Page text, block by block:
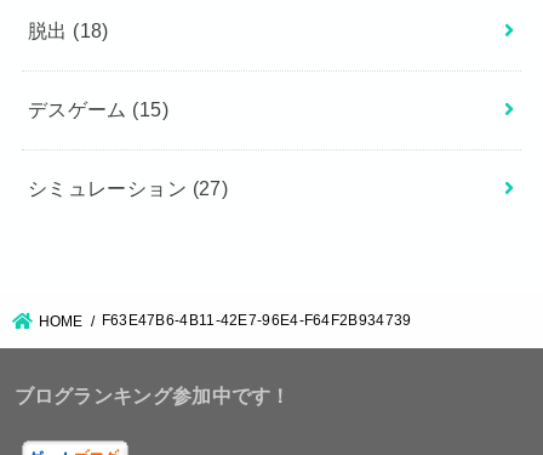
脱出 (18)
デスゲーム (15)
シミュレーション (27)
HOME F63E47B6-4B11-42E7-96E4-F64F2B934739
ブログランキング参加中です！